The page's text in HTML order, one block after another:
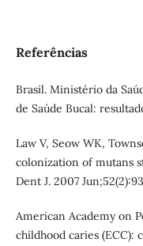
Referências
Brasil. Ministério da
de Saúde Bucal:
Law V, Seow WK,
colonization of mutans
Dent J. 2007
American Academy on
childhood caries (ECC):